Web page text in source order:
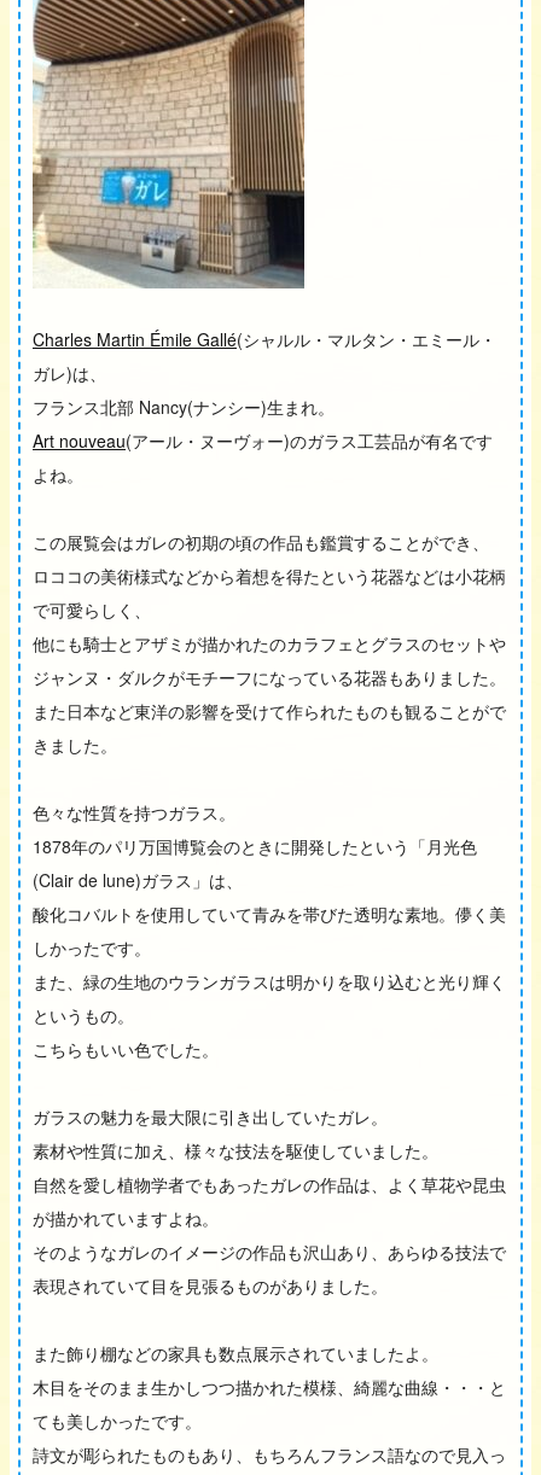
Charles Martin Émile Gallé(シャルル・マルタン・エミール・
ガレ)は、
フランス北部 Nancy(ナンシー)生まれ。
Art nouveau(アール・ヌーヴォー)のガラス工芸品が有名です
よね。
この展覧会はガレの初期の頃の作品も鑑賞することができ、
ロココの美術様式などから着想を得たという花器などは小花柄
で可愛らしく、
他にも騎士とアザミが描かれたのカラフェとグラスのセットや
ジャンヌ・ダルクがモチーフになっている花器もありました。
また日本など東洋の影響を受けて作られたものも観ることがで
きました。
色々な性質を持つガラス。
1878年のパリ万国博覧会のときに開発したという「月光色
(Clair de lune)ガラス」は、
酸化コバルトを使用していて青みを帯びた透明な素地。儚く美
しかったです。
また、緑の生地のウランガラスは明かりを取り込むと光り輝く
というもの。
こちらもいい色でした。
ガラスの魅力を最大限に引き出していたガレ。
素材や性質に加え、様々な技法を駆使していました。
自然を愛し植物学者でもあったガレの作品は、よく草花や昆虫
が描かれていますよね。
そのようなガレのイメージの作品も沢山あり、あらゆる技法で
表現されていて目を見張るものがありました。
また飾り棚などの家具も数点展示されていましたよ。
木目をそのまま生かしつつ描かれた模様、綺麗な曲線・・・と
ても美しかったです。
詩文が彫られたものもあり、もちろんフランス語なので見入っ